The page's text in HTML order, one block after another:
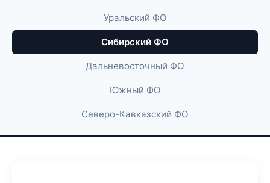
Уральский ФО
Сибирский ФО
Дальневосточный ФО
Южный ФО
Северо-Кавказский ФО